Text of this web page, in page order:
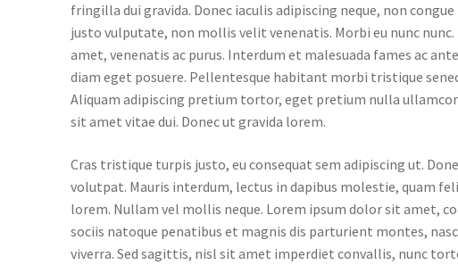
fringilla dui gravida. Donec iaculis adipiscing neque, non
justo vulputate, non mollis velit venenatis. Morbi eu nunc
amet, venenatis ac purus. Interdum et malesuada fames ac
diam eget posuere. Pellentesque habitant morbi tristique
Aliquam adipiscing pretium tortor, eget pretium nulla
sit amet vitae dui. Donec ut gravida lorem.
Cras tristique turpis justo, eu consequat sem adipiscing ut.
volutpat. Mauris interdum, lectus in dapibus molestie, quam
lorem. Nullam vel mollis neque. Lorem ipsum dolor sit amet,
sociis natoque penatibus et magnis dis parturient montes,
viverra. Sed sagittis, nisl sit amet imperdiet convallis, nunc